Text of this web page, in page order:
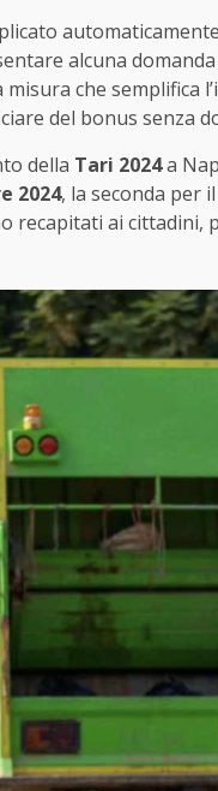
alcuna
misura che
del bonus senza
della Tari 2024a
2024, la seconda per il
recapitati ai cittadini,